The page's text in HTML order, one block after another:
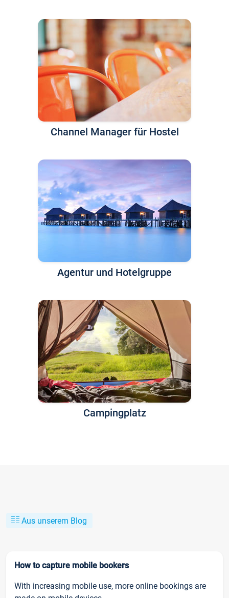
Channel Manager für Hostel
Agentur und Hotelgruppe
Campingplatz
Aus unserem Blog
How to capture mobile bookers
With increasing mobile use, more online bookings are